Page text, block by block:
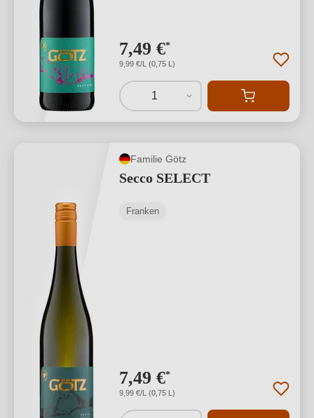
7,49 €*
9,99 €/L (0,75 L)
1
Familie Götz
Secco SELECT
Franken
7,49 €*
9,99 €/L (0,75 L)